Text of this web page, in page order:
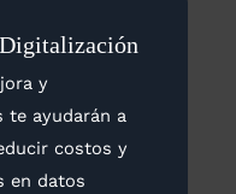
y
te ayudarán a
costos y
en datos